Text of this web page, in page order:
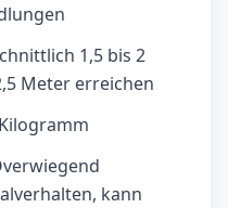
1,5 bis 2
Meter erreichen
kann